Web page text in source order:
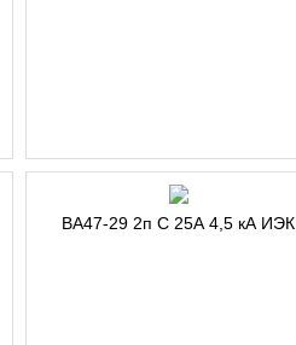
ВА47-29 2п С 25А 4,5 кА ИЭК